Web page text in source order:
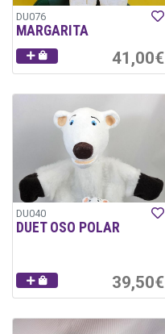
DU076
MARGARITA
41,00€
DU040
DUET OSO POLAR
39,50€